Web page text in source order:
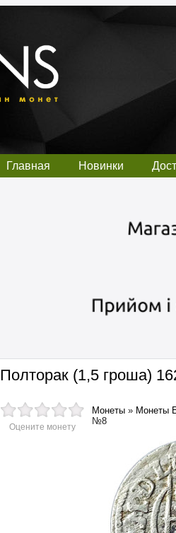
Главная Новинки
Полторак (1,5 гроша)
Оцените монету
Монеты » Монеты
№8